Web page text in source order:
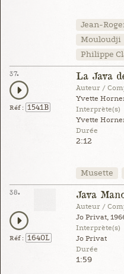
Jean-
Mouloudji
Philippe
37.
Réf : 1541B
La Java
Auteur /
Yvette
Interprète(s)
Yvette
Durée
2:12
Musette
38.
Réf : 1640L
Java
Auteur /
Jo Privat,
Interprète(s)
Jo Privat
Durée
1:59